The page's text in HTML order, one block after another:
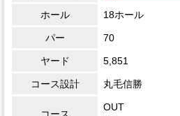
ホール 18ホール
パー 70
ヤード 5,851
コース設計 丸毛信勝
OUT